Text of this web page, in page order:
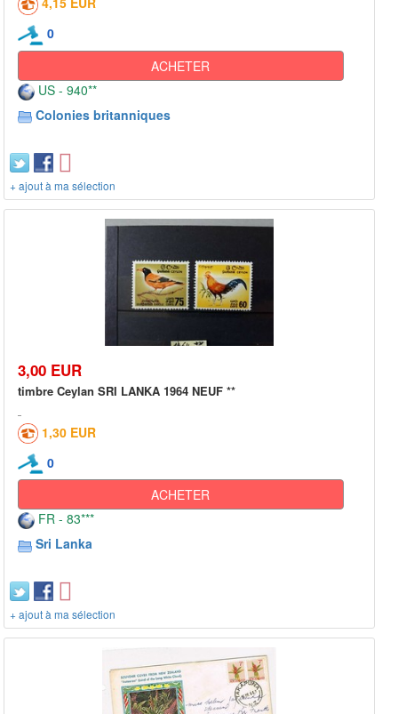
0
ACHETER
US - 940**
Colonies britanniques
+ ajout à ma sélection
3,00 EUR
timbre Ceylan SRI LANKA 1964 NEUF **
1,30 EUR
0
ACHETER
FR - 83***
Sri Lanka
+ ajout à ma sélection